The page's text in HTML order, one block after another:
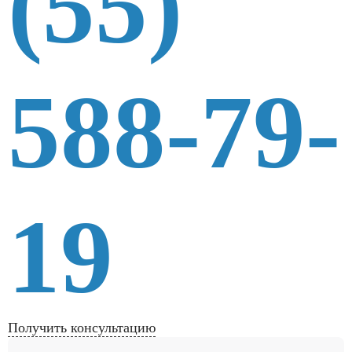
588-79-
19
Получить консультацию